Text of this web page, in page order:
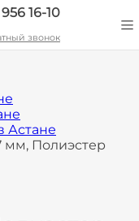
16-10
звонок
Астане
мм, Полиэстер